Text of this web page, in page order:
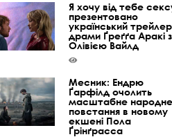
Я хочу від тебе
презентовано
український трейлер
драми Ґреґґа Аракі з
Олівією Вайлд
Месник: Ендрю
Ґарфілд очолить
масштабне народне
повстання в новому
екшені Пола
Ґрінґрасса